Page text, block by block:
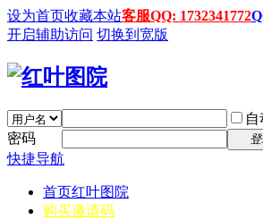
设为首页收藏本站客服QQ: 1732341772
开启辅助访问 切换到宽版
密码
快捷导航
首页红叶图院
购买邀请码